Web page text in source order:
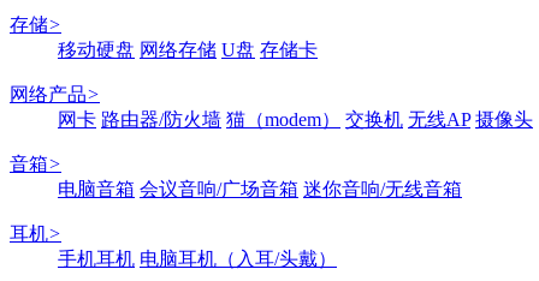
存储>
移动硬盘 网络存储 U盘 存储卡
网络产品>
网卡 路由器/防火墙 猫（modem） 交换机 无线AP 摄像头
音箱>
电脑音箱 会议音响/广场音箱 迷你音响/无线音箱
耳机>
手机耳机 电脑耳机（入耳/头戴）